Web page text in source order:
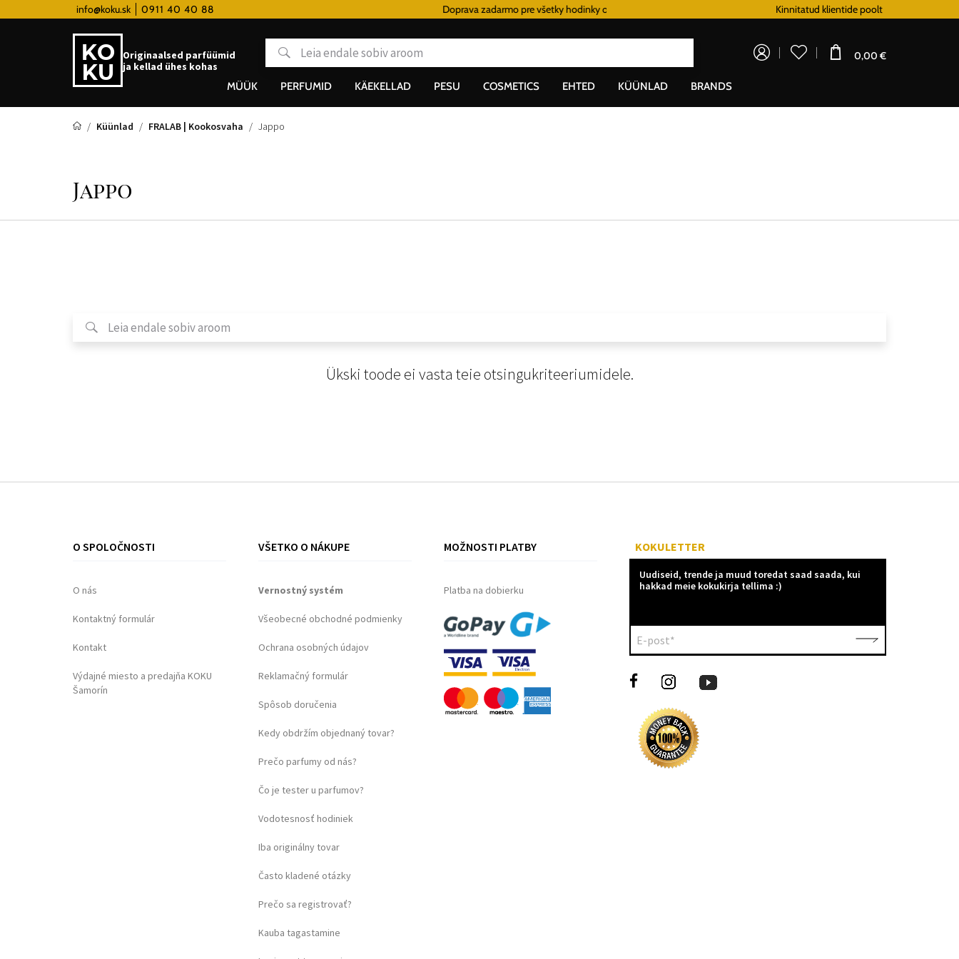
info@koku.sk 0911 40 40 88
hodinky od 80€ Lojaalsusprogramm Doprava zadarmo pre všetky hodinky od 80€ LojaalsusprogrammKinnitatud klientide poolt
Originaalsed parfüümid
ja kellad ühes kohas
0,00 €
MÜÜK PERFUMID KÄEKELLAD PESU COSMETICS EHTED KÜÜNLAD BRANDS
Küünlad FRALAB | Kookosvaha Jappo
Jappo
Ükski toode ei vasta teie otsingukriteeriumidele.
O SPOLOČNOSTI
O nás
Kontaktný formulár
Kontakt
Výdajné miesto a predajňa KOKU
Šamorín
VŠETKO O NÁKUPE
Vernostný systém
Všeobecné obchodné podmienky
Ochrana osobných údajov
Reklamačný formulár
Spôsob doručenia
Kedy obdržím objednaný tovar?
Prečo parfumy od nás?
Čo je tester u parfumov?
Vodotesnosť hodiniek
Iba originálny tovar
Často kladené otázky
Prečo sa registrovať?
Kauba tagastamine
MOŽNOSTI PLATBY
Platba na dobierku
KOKULETTER
Uudiseid, trende ja muud toredat saad saada, kui
hakkad meie kokukirja tellima :)
E-post*